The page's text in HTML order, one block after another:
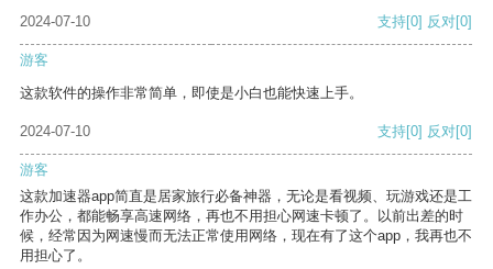
2024-07-10
支持[0] 反对[0]
游客
这款软件的操作非常简单，即使是小白也能快速上手。
2024-07-10 支持[0] 反对[0]
游客
这款加速器app简直是居家旅行必备神器，无论是看视频、玩游戏还是工
作办公，都能畅享高速网络，再也不用担心网速卡顿了。以前出差的时
候，经常因为网速慢而无法正常使用网络，现在有了这个app，我再也不
用担心了。